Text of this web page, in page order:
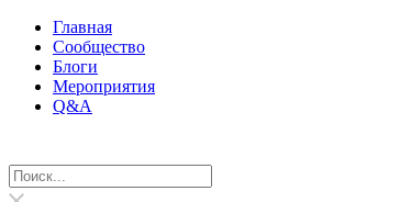
Главная
Сообщество
Блоги
Мероприятия
Q&A